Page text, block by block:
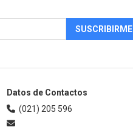
SUSCRIBIRME
Datos de Contactos
(021) 205 596